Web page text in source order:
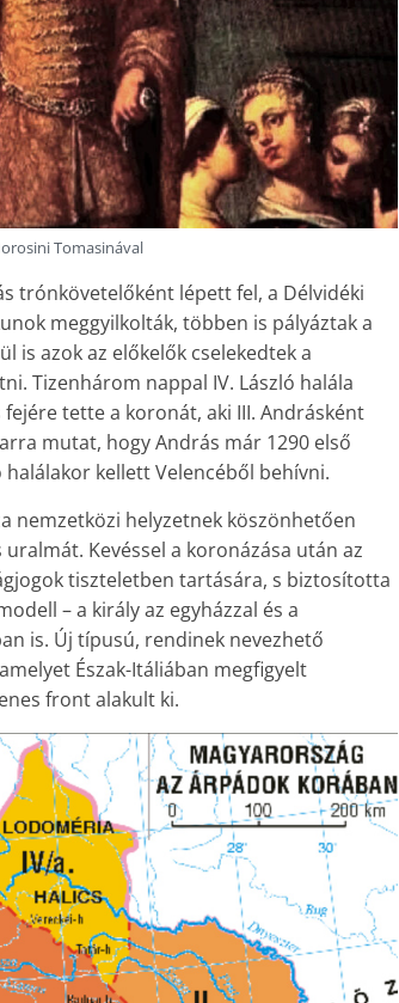
Tomasinával
trónkövetelőként lépett fel, a Délvidéki
meggyilkolták, többen is pályáztak a
is azok az előkelők cselekedtek a
Tizenhárom nappal IV. László halála
tette a koronát, aki III. Andrásként
mutat, hogy András már 1290 első
kellett Velencéből behívni.
nemzetközi helyzetnek köszönhetően
Kevéssel a koronázása után az
tiszteletben tartására, s biztosította
– a király az egyházzal és a
is. Új típusú, rendinek nevezhető
Észak-Itáliában megfigyelt
front alakult ki.